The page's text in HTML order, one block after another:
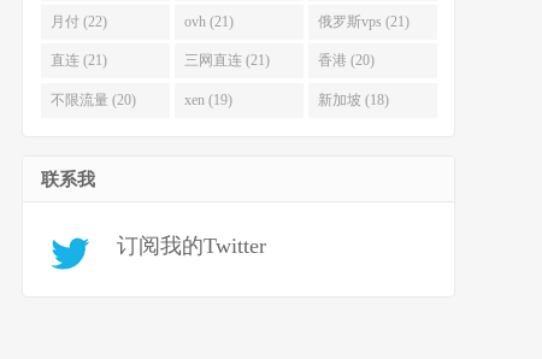
月付 (22) ovh (21) 俄罗斯vps (21)
直连 (21) 三网直连 (21) 香港 (20)
不限流量 (20) xen (19) 新加坡 (18)
联系我
订阅我的Twitter